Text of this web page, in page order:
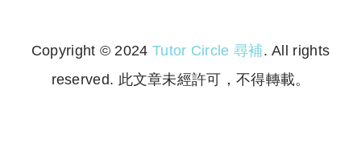
Copyright © 2024 Tutor Circle 尋補. All rights
reserved. 此文章未經許可，不得轉載。